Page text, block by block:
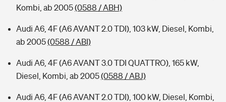
Kombi, ab 2005(0588 / ABH)
Audi A6, 4F (A6 AVANT 2.0 TDI), 103 kW, Diesel, Kombi,
ab 2005(0588 / ABI)
Audi A6, 4F (A6 AVANT 3.0 TDI QUATTRO), 165 kW,
Diesel, Kombi, ab 2005(0588 / ABJ)
Audi A6, 4F (A6 AVANT 2.0 TDI), 100 kW, Diesel, Kombi,